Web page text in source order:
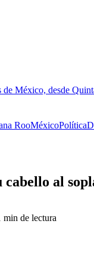
de México, desde
RooMéxicoPolítica
al
min de lectura